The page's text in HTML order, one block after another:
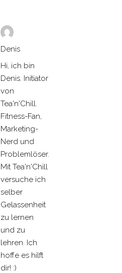
Denis
Hi, ich bin
Denis. Initiator
von
Tea'n'Chill.
Fitness-Fan,
Marketing-
Nerd und
Problemlöser.
Mit Tea'n'Chill
versuche ich
selber
Gelassenheit
zu lernen
und zu
lehren. Ich
hoffe es hilft
dir! :)